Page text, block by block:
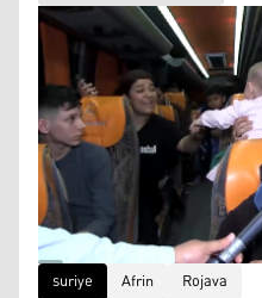
suriye Afrin Rojava